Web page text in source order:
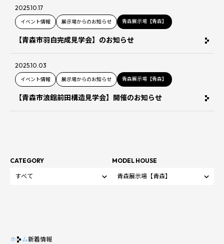
2025.10.17
イベント情報 展示場からのお知らせ 青森展示場【青森】
【青森市羽白完成見学会】のお知らせ
2025.10.03
イベント情報 展示場からのお知らせ 青森展示場【青森】
【青森市浪館前田構造見学会】開催のお知らせ
CATEGORY MODEL HOUSE
ホーム新着情報